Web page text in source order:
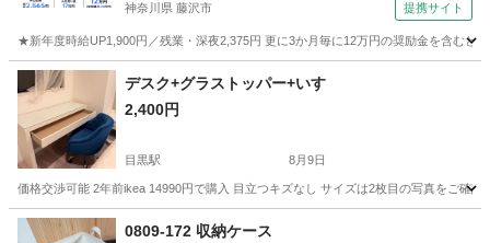
神奈川県 藤沢市 提携サイト
★新年度時給UP1,900円／残業・深夜2,375円 更に3か月毎に12万円の奨励金を含む
神奈川 藤沢市 その他
デスク+グラストッパー+いす
2,400円
目黒駅 8月9日
価格交渉可能 2年前ikea 14990円で購入 目立つキズなし サイズは2枚目の写真をご確認
東京 目黒区 テーブル
0809-172 収納ケース